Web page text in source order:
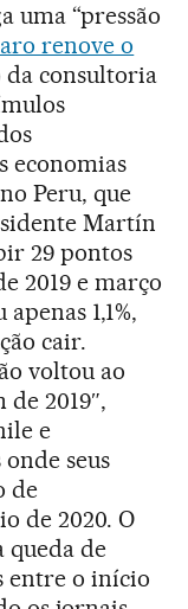
uma “pressão
renove o
da consultoria
economias
Peru, que
Martín
29 pontos
2019 e março
1,1%,
cair.
voltou ao
2019″,
e
seus
de
de 2020. O
queda de
entre o início